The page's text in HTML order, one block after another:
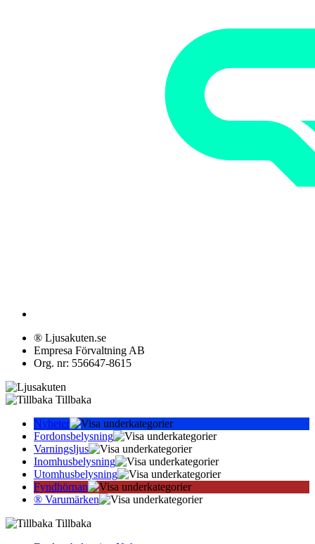
® Ljusakuten.se
Empresa Förvaltning AB
Org. nr: 556647-8615
Tillbaka
Nyheter
Fordonsbelysning
Varningsljus
Inomhusbelysning
Utomhusbelysning
Fyndhörnan
® Varumärken
Tillbaka